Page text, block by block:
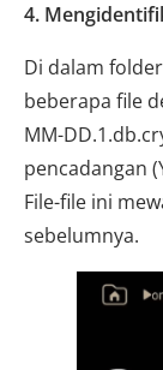
4.
Di dalam
beberapa file
MM-
pencadangan
File-file ini
sebelumnya.